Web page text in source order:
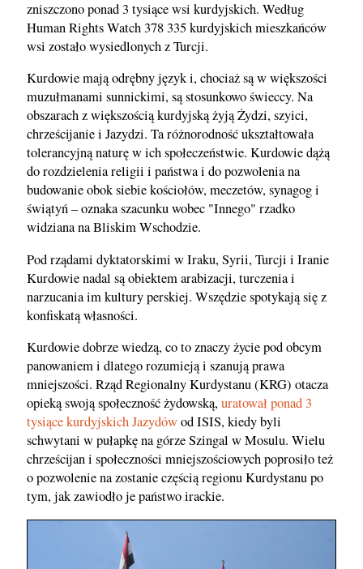
zniszczono ponad 3 tysiące wsi kurdyjskich. Według
Human Rights Watch 378 335 kurdyjskich mieszkańców
wsi zostało wysiedlonych z Turcji.
Kurdowie mają odrębny język i, chociaż są w większości
muzułmanami sunnickimi, są stosunkowo świeccy. Na
obszarach z większością kurdyjską żyją Żydzi, szyici,
chrześcijanie i Jazydzi. Ta różnorodność ukształtowała
tolerancyjną naturę w ich społeczeństwie. Kurdowie dążą
do rozdzielenia religii i państwa i do pozwolenia na
budowanie obok siebie kościołów, meczetów, synagog i
świątyń – oznaka szacunku wobec "Innego" rzadko
widziana na Bliskim Wschodzie.
Pod rządami dyktatorskimi w Iraku, Syrii, Turcji i Iranie
Kurdowie nadal są obiektem arabizacji, turczenia i
narzucania im kultury perskiej. Wszędzie spotykają się z
konfiskatą własności.
Kurdowie dobrze wiedzą, co to znaczy życie pod obcym
panowaniem i dlatego rozumieją i szanują prawa
mniejszości. Rząd Regionalny Kurdystanu (KRG) otacza
opieką swoją społeczność żydowską,uratował ponad 3
tysiące kurdyjskich Jazydówod ISIS, kiedy byli
schwytani w pułapkę na górze Szingal w Mosulu. Wielu
chrześcijan i społeczności mniejszościowych poprosiło też
o pozwolenie na zostanie częścią regionu Kurdystanu po
tym, jak zawiodło je państwo irackie.